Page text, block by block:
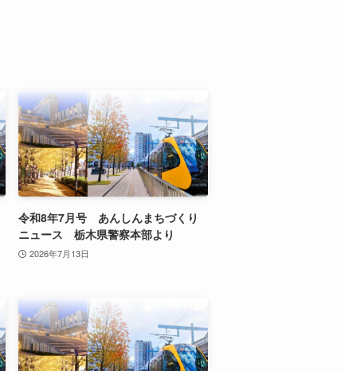
令和8年7月号 あんしんまちづくり
ニュース 栃木県警察本部より
2026年7月13日